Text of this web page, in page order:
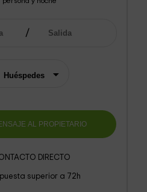
DIRECTO
superior a 72h